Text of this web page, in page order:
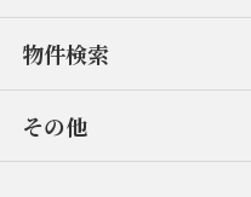
物件検索
その他